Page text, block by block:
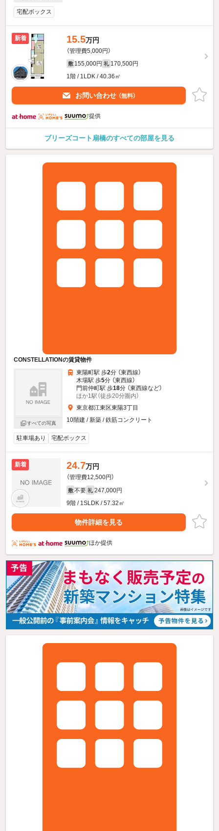
宅配ボックス
新着 15.5万円
（管理費5,000円）
敷 155,000円 礼 170,500円
1階 / 1LDK / 40.36㎡
お問い合わせ （無料）
提供
ブリーズコート扇橋のすべての部屋を見る
CONSTELLATIONの賃貸物件
すべての写真
東陽町駅 歩2分 （東西線）
木場駅 歩5分 （東西線）
門前仲町駅 歩18分 （東西線など）
ほか1駅（徒歩20分圏内）
東京都江東区東陽3丁目
10階建 / 新築 / 鉄筋コンクリート
駐車場あり 宅配ボックス
新着 24.7万円
（管理費12,500円）
敷 不要 礼 247,000円
9階 / 1SLDK / 57.32㎡
物件詳細を見る
ほか提供